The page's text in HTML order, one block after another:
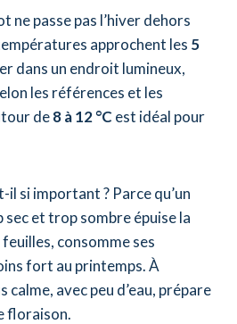
ne passe pas l’hiver dehors
approchent les 5
dans un endroit lumineux,
les références et les
de8 à 12 °C est idéal pour
il si important ? Parce qu’un
et trop sombre épuise la
consomme ses
fort au printemps. À
calme, avec peu d’eau, prépare
floraison.